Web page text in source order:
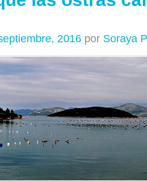
2016 por Soraya